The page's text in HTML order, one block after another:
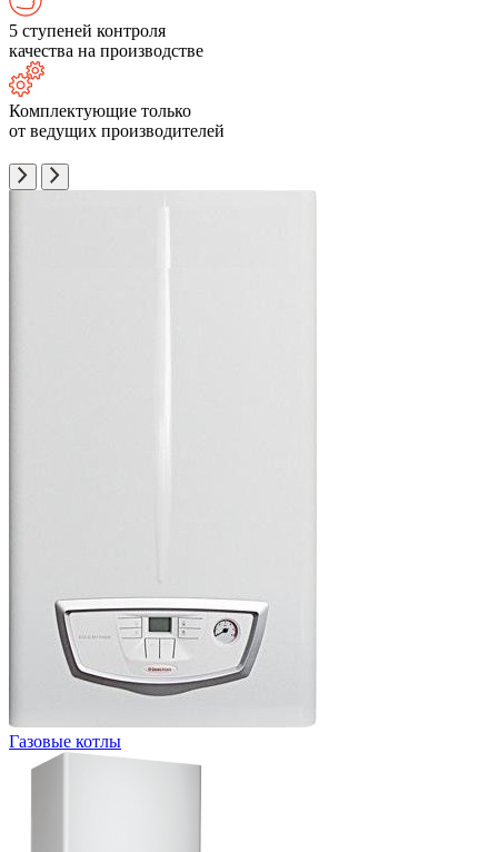
5 ступеней контроля
качества на производстве
Комплектующие только
от ведущих производителей
Газовые котлы